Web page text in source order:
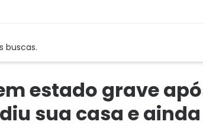
buscas.
estado grave
sua casa e